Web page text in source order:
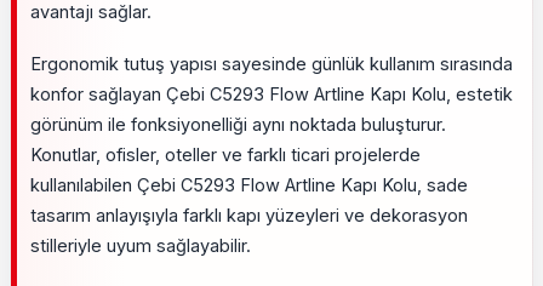
avantajı sağlar.
Ergonomik tutuş yapısı sayesinde günlük kullanım sırasında
konfor sağlayan Çebi C5293 Flow Artline Kapı Kolu, estetik
görünüm ile fonksiyonelliği aynı noktada buluşturur.
Konutlar, ofisler, oteller ve farklı ticari projelerde
kullanılabilen Çebi C5293 Flow Artline Kapı Kolu, sade
tasarım anlayışıyla farklı kapı yüzeyleri ve dekorasyon
stilleriyle uyum sağlayabilir.